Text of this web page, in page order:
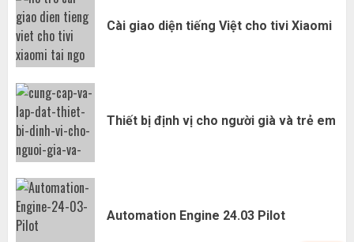
Cài giao diện tiếng Việt cho tivi Xiaomi
Thiết bị định vị cho người già và trẻ em
Automation Engine 24.03 Pilot